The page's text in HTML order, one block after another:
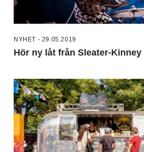
NYHET - 29.05.2019
Hör ny låt från Sleater-Kinney